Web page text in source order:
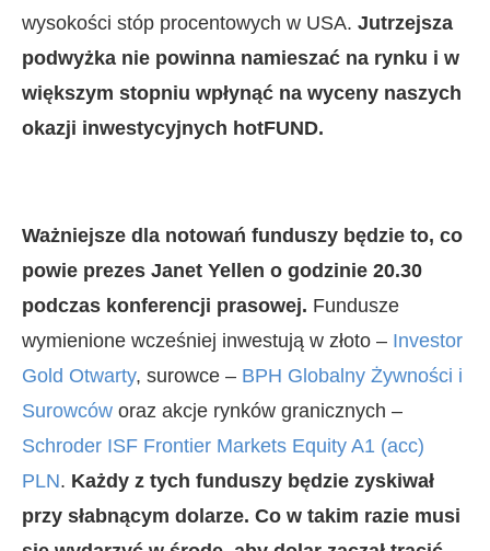
wysokości stóp procentowych w USA. Jutrzejsza
podwyżka nie powinna namieszać na rynku i w
większym stopniu wpłynąć na wyceny naszych
okazji inwestycyjnych hotFUND.
Ważniejsze dla notowań funduszy będzie to, co
powie prezes Janet Yellen o godzinie 20.30
podczas konferencji prasowej. Fundusze
wymienione wcześniej inwestują w złoto – Investor
Gold Otwarty, surowce – BPH Globalny Żywności i
Surowców oraz akcje rynków granicznych –
Schroder ISF Frontier Markets Equity A1 (acc)
PLN. Każdy z tych funduszy będzie zyskiwał
przy słabnącym dolarze. Co w takim razie musi